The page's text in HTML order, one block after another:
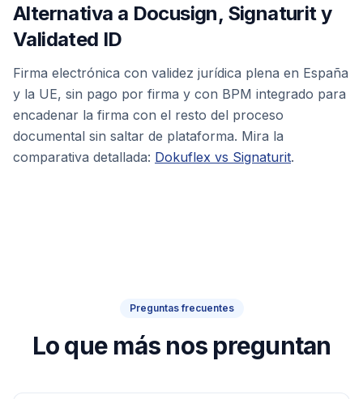
Alternativa a Docusign, Signaturit y
Validated ID
Firma electrónica con validez jurídica plena en España
y la UE, sin pago por firma y con BPM integrado para
encadenar la firma con el resto del proceso
documental sin saltar de plataforma. Mira la
comparativa detallada: Dokuflex vs Signaturit.
Preguntas frecuentes
Lo que más nos preguntan